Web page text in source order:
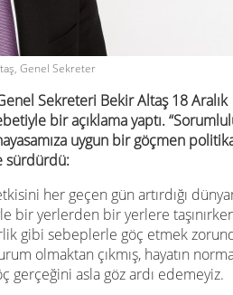
Genel Sekreter
Sekreteri Bekir Altaş 18 Aralık
bir açıklama yaptı.
uygun bir göçmen
sürdürdü:
her geçen gün artırdığı
bir yerlerden bir yerlere
gibi sebeplerle göç etmek
olmaktan çıkmış, hayatın
gerçeğini asla göz ardı edemeyiz.